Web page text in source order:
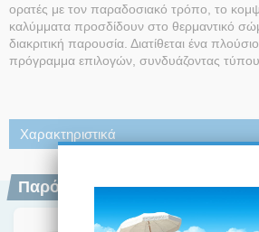
ορατές με τον παραδοσιακό τρόπο, το
καλύμματα προσδίδουν στο θερμαντικό
διακριτική παρουσία. Διατίθεται ένα
πρόγραμμα επιλογών, συνδυάζοντας τύπους
Χαρακτηριστικά
Παρόμοια Προϊόντα
διαθέσιμο